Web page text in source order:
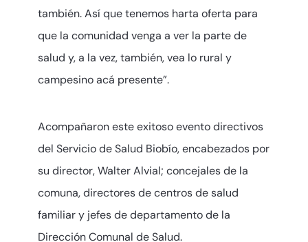
también. Así que tenemos harta oferta para
que la comunidad venga a ver la parte de
salud y, a la vez, también, vea lo rural y
campesino acá presente”.
Acompañaron este exitoso evento directivos
del Servicio de Salud Biobío, encabezados por
su director, Walter Alvial; concejales de la
comuna, directores de centros de salud
familiar y jefes de departamento de la
Dirección Comunal de Salud.